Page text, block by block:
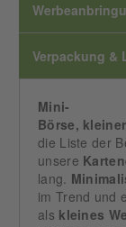
Verpackung &
Mini-
Börse,
die Liste der
unsere
lang.
im Trend und
als kleines